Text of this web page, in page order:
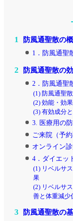
1 防風通聖散の
1．防風通聖
2 防風通聖散の
2．防風通聖
(1) 防風通聖
(2) 効能・効
(3) 有効成分
3. 医療用の
ご来院（予約
オンライン
4．ダイエッ
(1) リベルサ
果
(2) リベルサ
善と体重減少
3 防風通聖散の